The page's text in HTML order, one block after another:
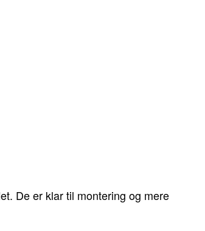
De er klar til montering og mere